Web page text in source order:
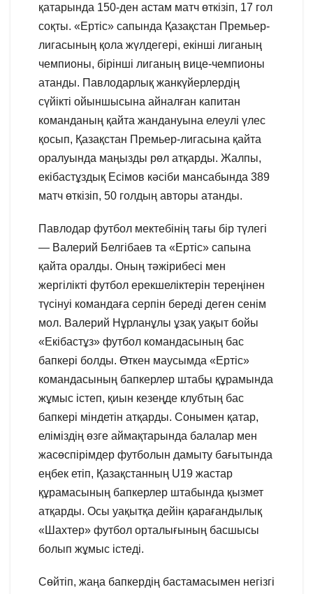
қатарында 150-ден астам матч өткізіп, 17 гол
соқты. «Ертіс» сапында Қазақстан Премьер-
лигасының қола жүлдегері, екінші лиганың
чемпионы, бірінші лиганың вице-чемпионы
атанды. Павлодарлық жанкүйерлердің
сүйікті ойыншысына айналған капитан
команданың қайта жандануына елеулі үлес
қосып, Қазақстан Премьер-лигасына қайта
оралуында маңызды рөл атқарды. Жалпы,
екібастұздық Есімов кәсіби мансабында 389
матч өткізіп, 50 голдың авторы атанды.
Павлодар футбол мектебінің тағы бір түлегі
— Валерий Белгібаев та «Ертіс» сапына
қайта оралды. Оның тәжірибесі мен
жергілікті футбол ерекшеліктерін тереңінен
түсінуі командаға серпін береді деген сенім
мол. Валерий Нұрланұлы ұзақ уақыт бойы
«Екібастұз» футбол командасының бас
бапкері болды. Өткен маусымда «Ертіс»
командасының бапкерлер штабы құрамында
жұмыс істеп, қиын кезеңде клубтың бас
бапкері міндетін атқарды. Сонымен қатар,
еліміздің өзге аймақтарында балалар мен
жасөспірімдер футболын дамыту бағытында
еңбек етіп, Қазақстанның U19 жастар
құрамасының бапкерлер штабында қызмет
атқарды. Осы уақытқа дейін қарағандылық
«Шахтер» футбол орталығының басшысы
болып жұмыс істеді.
Сөйтіп, жаңа бапкердің бастамасымен негізгі